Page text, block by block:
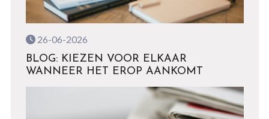
26-06-2026
BLOG: KIEZEN VOOR ELKAAR
WANNEER HET EROP AANKOMT